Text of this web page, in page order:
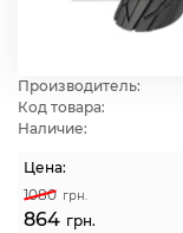
Производитель:
Код товара:
Наличие:
Цена:
1080 грн.
864 грн.